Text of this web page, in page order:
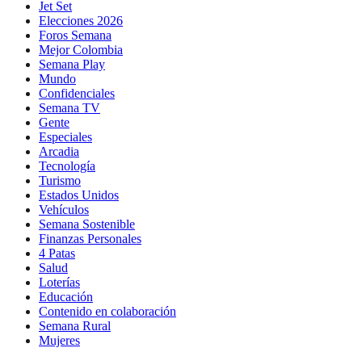
Jet Set
Elecciones 2026
Foros Semana
Mejor Colombia
Semana Play
Mundo
Confidenciales
Semana TV
Gente
Especiales
Arcadia
Tecnología
Turismo
Estados Unidos
Vehículos
Semana Sostenible
Finanzas Personales
4 Patas
Salud
Loterías
Educación
Contenido en colaboración
Semana Rural
Mujeres